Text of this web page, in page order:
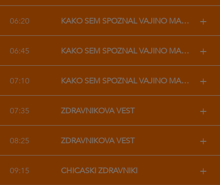
06:20 KAKO SEM SPOZNAL VAJINO MAMO +
06:45 KAKO SEM SPOZNAL VAJINO MAMO +
07:10 KAKO SEM SPOZNAL VAJINO MAMO +
07:35 ZDRAVNIKOVA VEST +
08:25 ZDRAVNIKOVA VEST +
09:15 CHICAŠKI ZDRAVNIKI +